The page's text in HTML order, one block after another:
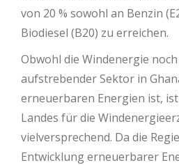
von 20 % sowohl an Benzin
Biodiesel (B20) zu erreichen.
Obwohl die Windenergie
aufstrebender Sektor in
erneuerbaren Energien ist,
Landes für die
vielversprechend. Da die
Entwicklung erneuerbarer